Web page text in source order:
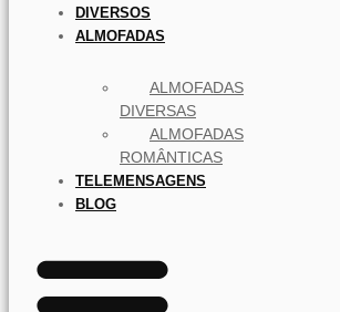
DIVERSOS
ALMOFADAS
ALMOFADAS
DIVERSAS
ALMOFADAS
ROMÂNTICAS
TELEMENSAGENS
BLOG